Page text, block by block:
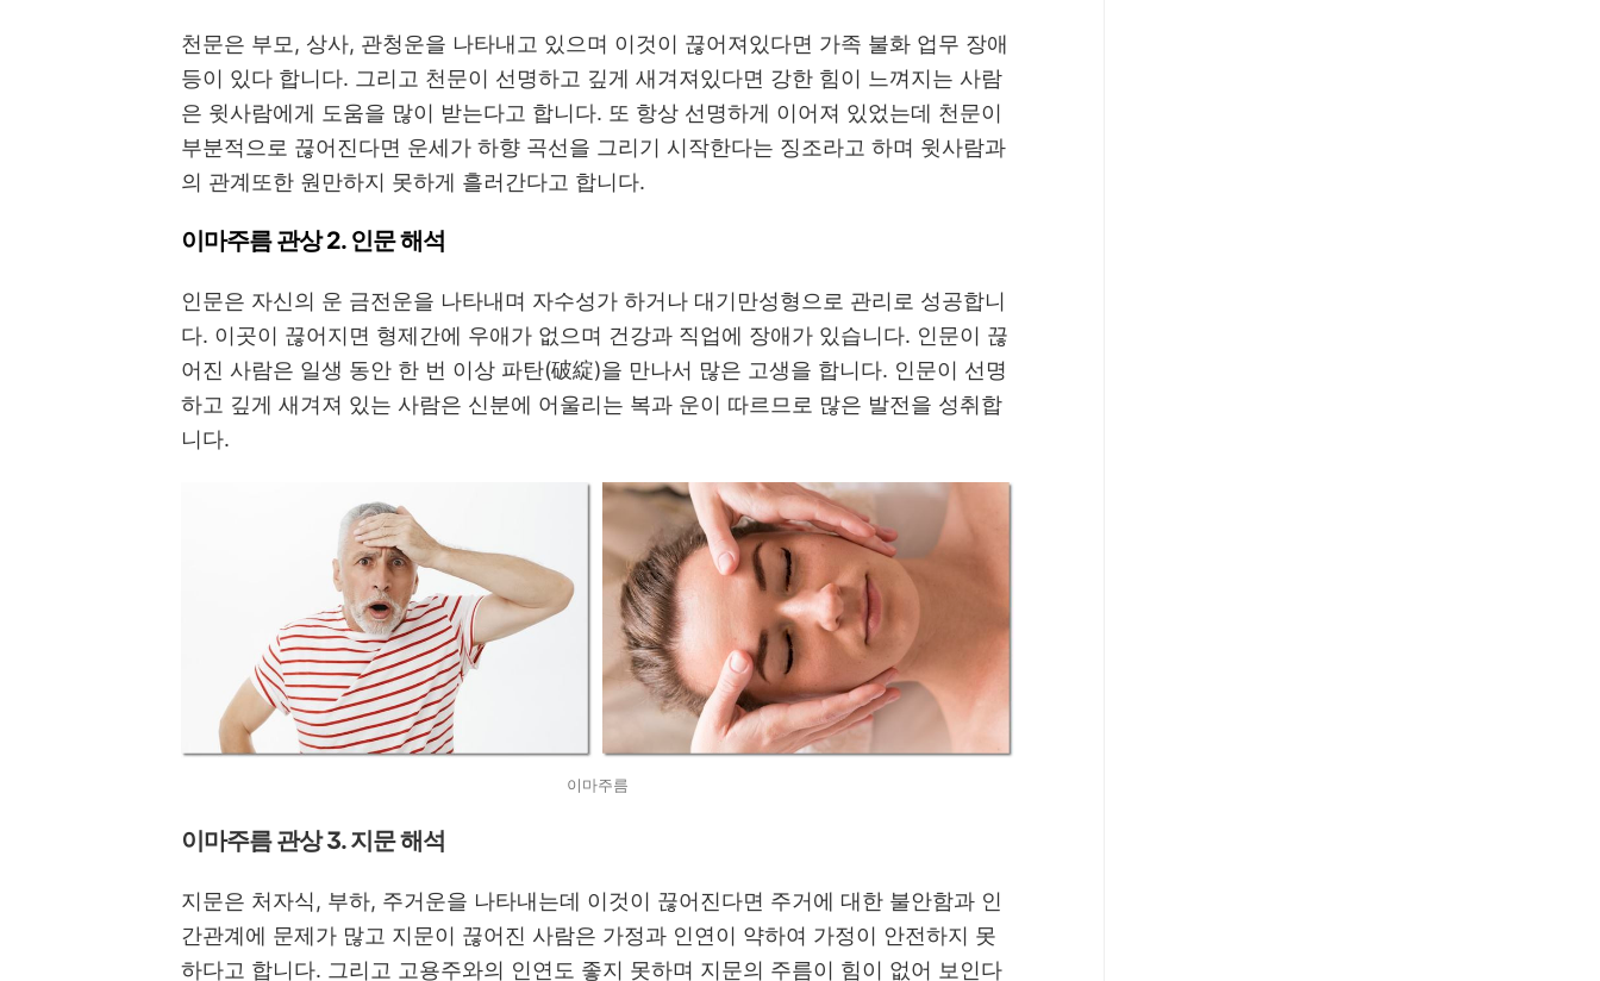
천문은 부모, 상사, 관청운을 나타내고 있으며 이것이 끊어져있다면 가족 불화 업무 장애
등이 있다 합니다. 그리고 천문이 선명하고 깊게 새겨져있다면 강한 힘이 느껴지는 사람
은 윗사람에게 도움을 많이 받는다고 합니다. 또 항상 선명하게 이어져 있었는데 천문이
부분적으로 끊어진다면 운세가 하향 곡선을 그리기 시작한다는 징조라고 하며 윗사람과
의 관계또한 원만하지 못하게 흘러간다고 합니다.
이마주름 관상 2. 인문 해석
인문은 자신의 운 금전운을 나타내며 자수성가 하거나 대기만성형으로 관리로 성공합니
다. 이곳이 끊어지면 형제간에 우애가 없으며 건강과 직업에 장애가 있습니다. 인문이 끊
어진 사람은 일생 동안 한 번 이상 파탄(破綻)을 만나서 많은 고생을 합니다. 인문이 선명
하고 깊게 새겨져 있는 사람은 신분에 어울리는 복과 운이 따르므로 많은 발전을 성취합
니다.
이마주름
이마주름 관상 3. 지문 해석
지문은 처자식, 부하, 주거운을 나타내는데 이것이 끊어진다면 주거에 대한 불안함과 인
간관계에 문제가 많고 지문이 끊어진 사람은 가정과 인연이 약하여 가정이 안전하지 못
하다고 합니다. 그리고 고용주와의 인연도 좋지 못하며 지문의 주름이 힘이 없어 보인다